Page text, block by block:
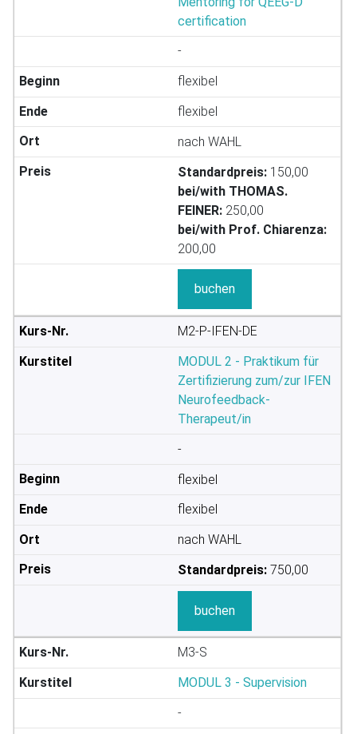
certification
-
flexibel
flexibel
nach WAHL
Standardpreis: 150,00
bei/with THOMAS.
FEINER: 250,00
bei/with Prof. Chiarenza:
200,00
buchen
M2-P-IFEN-DE
MODUL 2 - Praktikum für
Zertifizierung zum/zur IFEN
Neurofeedback-
Therapeut/in
-
flexibel
flexibel
nach WAHL
Standardpreis: 750,00
buchen
M3-S
MODUL 3 - Supervision
-